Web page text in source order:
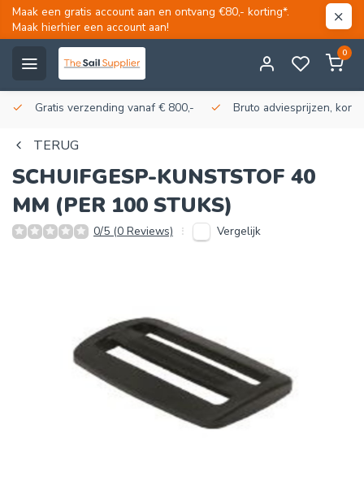
Maak een gratis account aan en ontvang €80,- korting*.
Maak hierhier een account aan!
0
Gratis verzending vanaf € 800,- Bruto adviesprijzen,
TERUG
SCHUIFGESP-KUNSTSTOF 40
MM (PER 100 STUKS)
0/5 (0 Reviews) Vergelijk